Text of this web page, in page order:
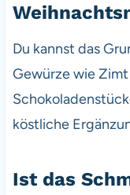
Du kannst das
Gewürze wie
köstliche
Ist das